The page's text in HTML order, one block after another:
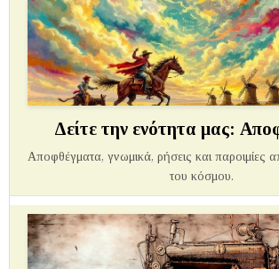
Δείτε την ενότητα μας:
Αποφθέγματα, γνωμικά, ρήσεις και παροιμίες
του κόσμου.